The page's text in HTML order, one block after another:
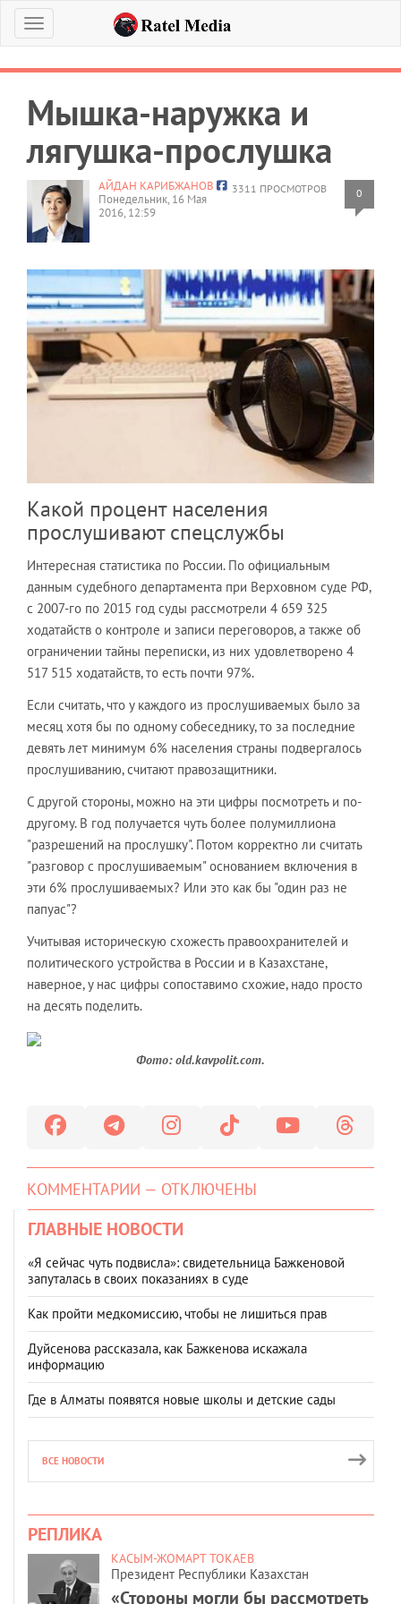
Меню
Мышка-наружка и
лягушка-прослушка
3311 ПРОСМОТРОВ 0
АЙДАН КАРИБЖАНОВ
Понедельник, 16 Мая
2016, 12:59
Какой процент населения
прослушивают спецслужбы
Интересная статистика по России. По официальным
данным судебного департамента при Верховном суде РФ,
с 2007-го по 2015 год суды рассмотрели 4 659 325
ходатайств о контроле и записи переговоров, а также об
ограничении тайны переписки, из них удовлетворено 4
517 515 ходатайств, то есть почти 97%.
Если считать, что у каждого из прослушиваемых было за
месяц хотя бы по одному собеседнику, то за последние
девять лет минимум 6% населения страны подвергалось
прослушиванию, считают правозащитники.
С другой стороны, можно на эти цифры посмотреть и по-
другому. В год получается чуть более полумиллиона
"разрешений на прослушку". Потом корректно ли считать
"разговор с прослушиваемым" основанием включения в
эти 6% прослушиваемых? Или это как бы "один раз не
папуас"?
Учитывая историческую схожесть правоохранителей и
политического устройства в России и в Казахстане,
наверное, у нас цифры сопоставимо схожие, надо просто
на десять поделить.
Фото: old.kavpolit.com.
КОММЕНТАРИИ — ОТКЛЮЧЕНЫ
ГЛАВНЫЕ НОВОСТИ
«Я сейчас чуть подвисла»: свидетельница Бажкеновой
запуталась в своих показаниях в суде
Как пройти медкомиссию, чтобы не лишиться прав
Дуйсенова рассказала, как Бажкенова искажала
информацию
Где в Алматы появятся новые школы и детские сады
ВСЕ НОВОСТИ
РЕПЛИКА
КАСЫМ-ЖОМАРТ ТОКАЕВ
Президент Республики Казахстан
«Стороны могли бы рассмотреть